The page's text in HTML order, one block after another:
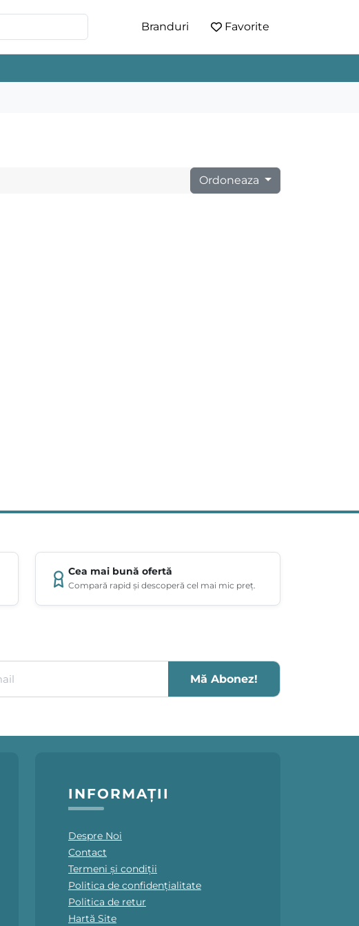
Branduri Favorite
Ordoneaza
Cea mai bună ofertă
Compară rapid și descoperă cel mai mic preț.
Mă Abonez!
INFORMAȚII
Despre Noi
Contact
Termeni și condiții
Politica de confidențialitate
Politica de retur
Hartă Site